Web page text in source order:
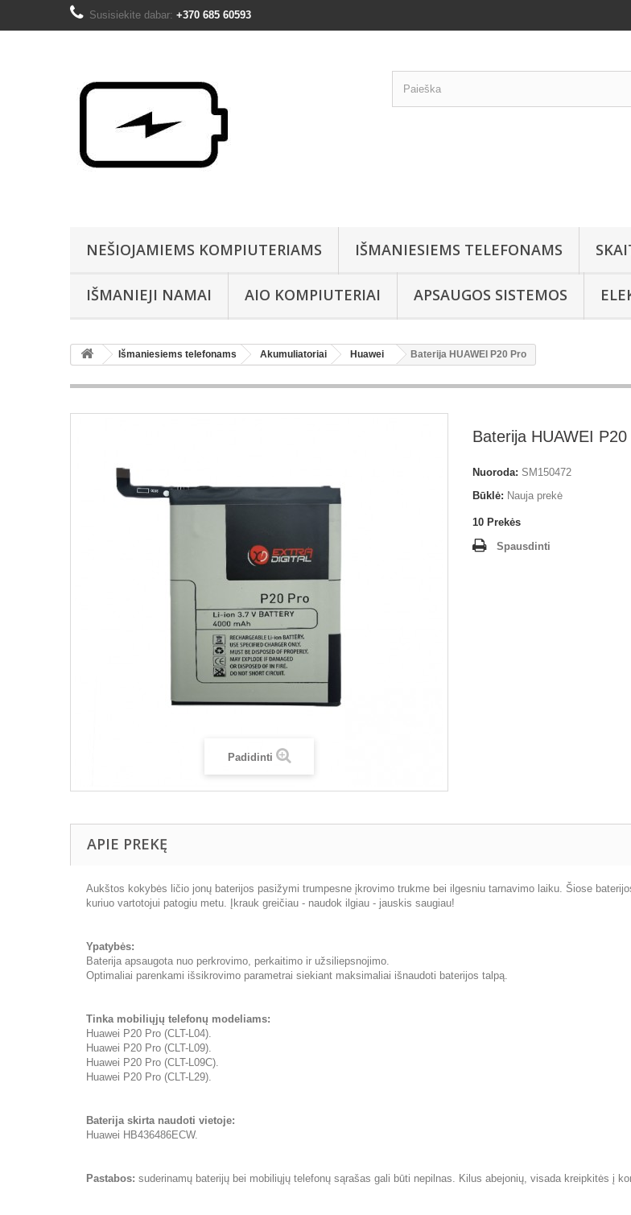
Susisiekite dabar: +370 685 60593
NEŠIOJAMIEMS KOMPIUTERIAMS IŠMANIESIEMS TELEFONAMS
IŠMANIEJI NAMAI AIO KOMPIUTERIAI APSAUGOS SISTEMOS
Išmaniesiems telefonams Akumuliatoriai Huawei Baterija HUAWEI P20 Pro
Padidinti
Baterija HUAWEI
Nuoroda: SM150472
Būklė: Nauja prekė
10 Prekės
Spausdinti
APIE PREKĘ
Aukštos kokybės ličio jonų baterijos pasižymi trumpesne įkrovimo trukme bei ilgesniu tarnavimo laiku. Šiose
kuriuo vartotojui patogiu metu. Įkrauk greičiau - naudok ilgiau - jauskis saugiau!
Ypatybės:
Baterija apsaugota nuo perkrovimo, perkaitimo ir užsiliepsnojimo.
Optimaliai parenkami išsikrovimo parametrai siekiant maksimaliai išnaudoti baterijos talpą.
Tinka mobiliųjų telefonų modeliams:
Huawei P20 Pro (CLT-L04).
Huawei P20 Pro (CLT-L09).
Huawei P20 Pro (CLT-L09C).
Huawei P20 Pro (CLT-L29).
Baterija skirta naudoti vietoje:
Huawei HB436486ECW.
Pastabos: suderinamų baterijų bei mobiliųjų telefonų sąrašas gali būti nepilnas. Kilus abejonių, visada kreipkitės į